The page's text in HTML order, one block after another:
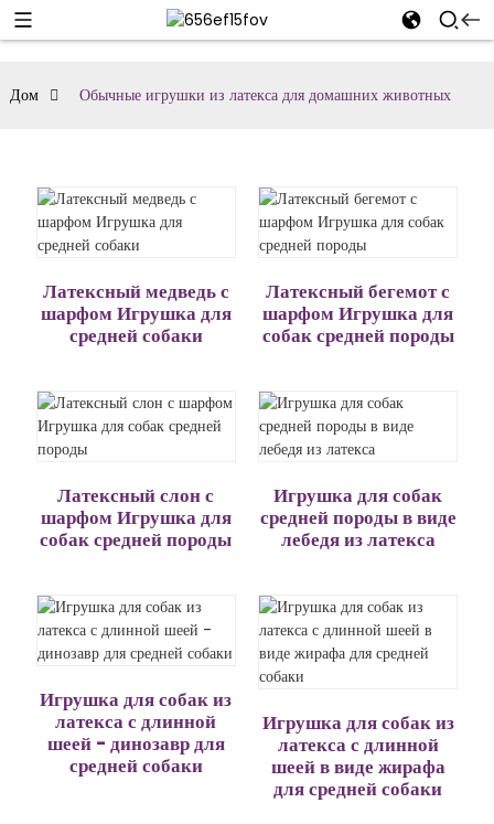
Дом Обычные игрушки из латекса для домашних животных
Латексный медведь с
шарфом Игрушка для
средней собаки
Латексный бегемот с
шарфом Игрушка для
собак средней породы
Латексный слон с
шарфом Игрушка для
собак средней породы
Игрушка для собак
средней породы в виде
лебедя из латекса
Игрушка для собак из
латекса с длинной
шеей - динозавр для
средней собаки
Игрушка для собак из
латекса с длинной
шеей в виде жирафа
для средней собаки